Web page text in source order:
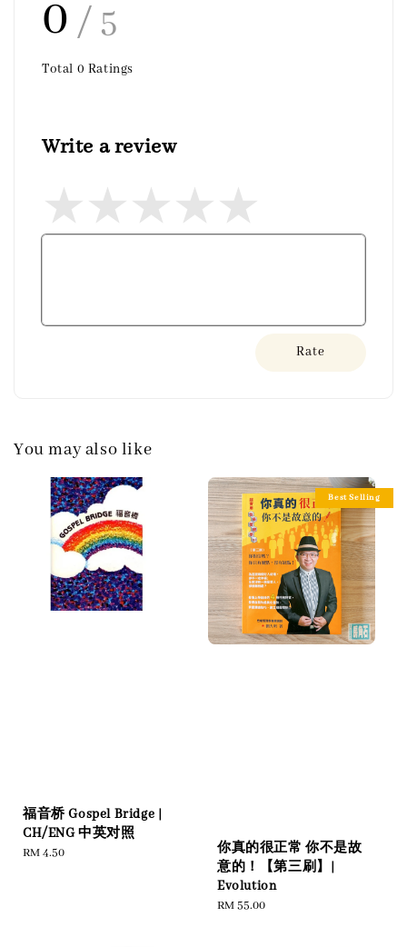
0 / 5
Total 0 Ratings
Write a review
Rate
You may also like
福音桥 Gospel Bridge |
CH/ENG 中英对照
Regular
RM 4.50
Best Selling
你真的很正常 你不是故
意的！【第三刷】|
Evolution
Regular
RM 55.00